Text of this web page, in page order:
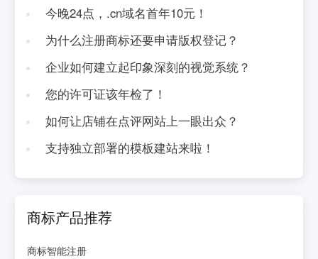
今晚24点，.cn域名首年10元！
为什么注册商标还要申请版权登记？
企业如何建立起印象深刻的视觉系统？
您的许可证该年检了！
如何让店铺在点评网站上一眼出众？
支持独立部署的模板建站来啦！
商标产品推荐
商标智能注册